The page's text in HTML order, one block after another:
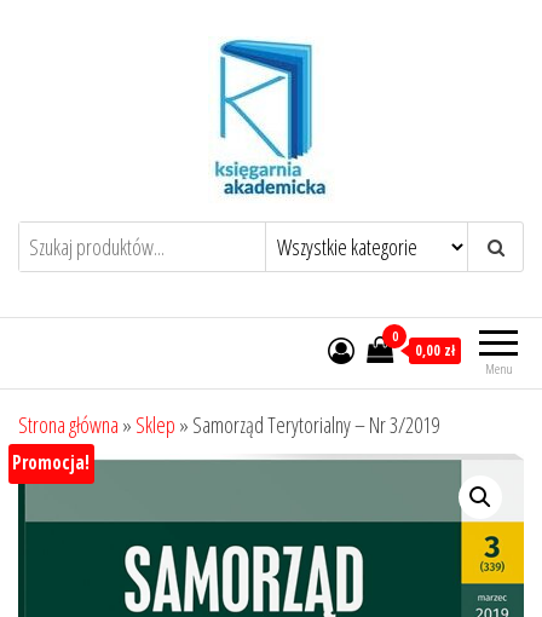
Menu
0
0,00 zł
Strona główna » Sklep » Samorząd Terytorialny – Nr 3/2019
Promocja!